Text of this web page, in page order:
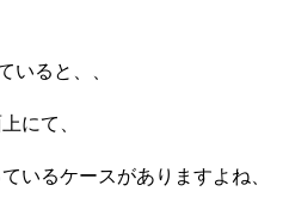
ると、、
にて、
いるケースがありますよね、